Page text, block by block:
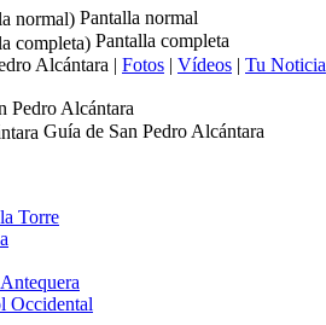
Pantalla normal
Pantalla completa
Alcántara | Fotos | Vídeos | Tu Noticia
Pedro Alcántara
Guía de San Pedro Alcántara
Torre
Occidental